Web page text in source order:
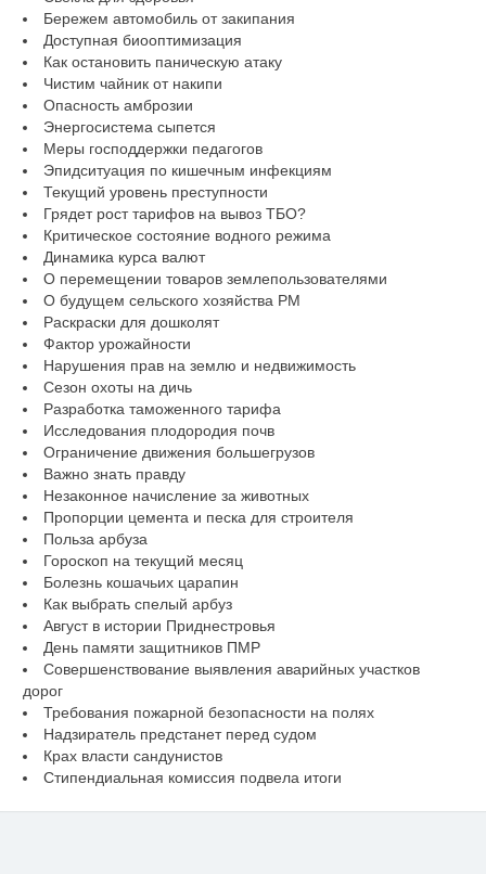
Бережем автомобиль от закипания
Доступная биооптимизация
Как остановить паническую атаку
Чистим чайник от накипи
Опасность амброзии
Энергосистема сыпется
Меры господдержки педагогов
Эпидситуация по кишечным инфекциям
Текущий уровень преступности
Грядет рост тарифов на вывоз ТБО?
Критическое состояние водного режима
Динамика курса валют
О перемещении товаров землепользователями
О будущем сельского хозяйства РМ
Раскраски для дошколят
Фактор урожайности
Нарушения прав на землю и недвижимость
Сезон охоты на дичь
Разработка таможенного тарифа
Исследования плодородия почв
Ограничение движения большегрузов
Важно знать правду
Незаконное начисление за животных
Пропорции цемента и песка для строителя
Польза арбуза
Гороскоп на текущий месяц
Болезнь кошачьих царапин
Как выбрать спелый арбуз
Август в истории Приднестровья
День памяти защитников ПМР
Совершенствование выявления аварийных участков
дорог
Требования пожарной безопасности на полях
Надзиратель предстанет перед судом
Крах власти сандунистов
Стипендиальная комиссия подвела итоги